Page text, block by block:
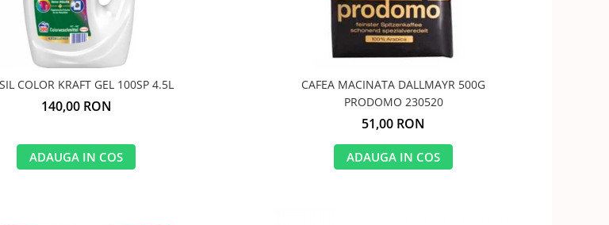
COLOR KRAFT GEL 100SP 4.5L
140,00 RON
ADAUGA IN COS
CAFEA MACINATA DALLMAYR 500G
PRODOMO 230520
51,00 RON
ADAUGA IN COS